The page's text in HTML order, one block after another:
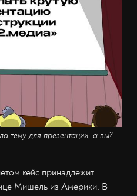
тему для презентации, а вы?
кейс принадлежит
Мишель из Америки. В